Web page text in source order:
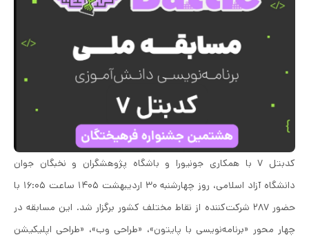
کدبتل ۷
با همکاری جونیورا و باشگاه پژوهشگران و نخبگان جوان
دانشگاه آزاد اسلامی، روز چهارشنبه ۳۰ اردیبهشت ۱۴۰۵ ساعت ۱۶:۰۵ با
حضور ۲۸۷ شرکت‌کننده از نقاط مختلف کشور برگزار شد. این مسابقه در
چهار محور «برنامه‌نویسی با پایتون»، «طراحی وب»، «طراحی اپلیکیشن